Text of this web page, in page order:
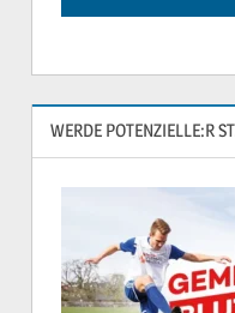
WERDE POTENZIELLE:R